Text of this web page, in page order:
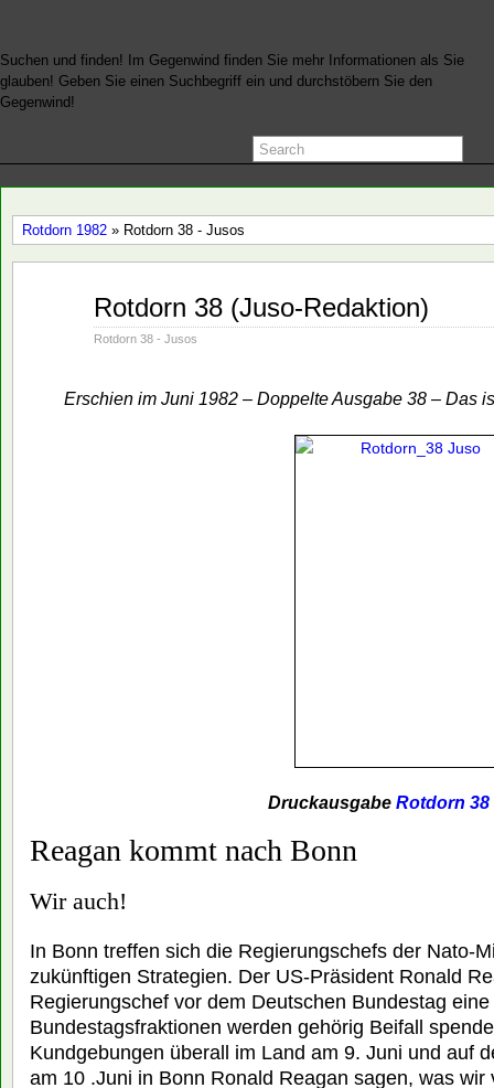
Suchen und finden! Im Gegenwind finden Sie mehr Informationen als Sie
glauben! Geben Sie einen Suchbegriff ein und durchstöbern Sie den
Gegenwind!
Rotdorn 1982 » Rotdorn 38 - Jusos
Rotdorn 38 (Juso-Redaktion)
Rotdorn 38 - Jusos
Erschien im Juni 1982 – Doppelte Ausgabe 38 – Das
Druckausgabe Rotdorn 38
Reagan kommt nach Bonn
Wir auch!
In Bonn treffen sich die Regierungschefs der Nato-
zukünftigen Strategien. Der US-Präsident Ronald
Regierungschef vor dem Deutschen Bundestag
Bundestagsfraktionen werden gehörig Beifall
Kundgebungen überall im Land am 9. Juni und auf
am 10 .Juni in Bonn Ronald Reagan sagen, was